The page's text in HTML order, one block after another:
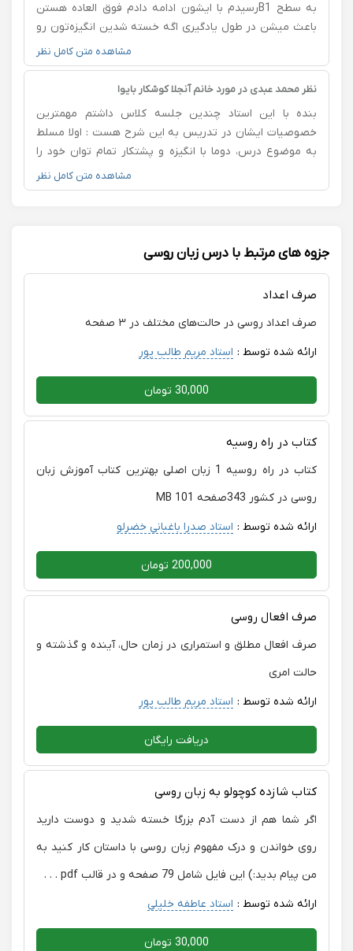
به سطح B1رسیدم با ایشون ادامه دادم فوق العاده هستن
باعث میشن در طول یادگیری اگه خسته شدین انگیزه‌تون رو
حفظ کنین دانش و سوادشون حرف نداره و خیلی مسلط به
مبحث تدریس شده هستن من نگران مکالمه بودم ایشون با
متد تدریسشون واقعا مکالمه روسی رو برای من آسون کردن،
میدن استاد نیکجو عزیز بی نظیرید.
مشاهده متن کامل نظر
نظر محمد عبدی در مورد خانم آنجلا کوشکار بایوا
بنده با این استاد چندین جلسه کلاس داشتم مهمترین
خصوصیات ایشان در تدریس به این شرح هست : اولا مسلط
به موضوع درس، دوما با انگیزه و پشتکار تمام توان خود را
برای انتقال مفاهیم به کار می برند، سوما اینکه شما با یک
استاد بومی رو به رو هستین که به مطالب مفید و کاربردی را
تا لحظه آخر احساس خستگی نمیکنید، ششم اخلاق خوب
ایشان که یک مطلب رو بارها تکرار میکنن و از بدفهمی شما
مشاهده متن کامل نظر
جزوه های مرتبط با درس زبان روسی
صرف اعداد
صرف اعداد روسی در حالت‌های مختلف در ۳ صفحه
ارائه شده توسط : استاد مریم طالب پور
30,000 تومان
کتاب در راه روسیه
کتاب در راه روسیه 1 زبان اصلی بهترین کتاب آموزش زبان
روسی در کشور 343صفحه 101 MB
ارائه شده توسط : استاد صدرا باغبانی خضرلو
200,000 تومان
صرف افعال روسی
صرف افعال مطلق و استمراری در زمان حال، آینده و گذشته و
حالت امری
ارائه شده توسط : استاد مریم طالب پور
دریافت رایگان
کتاب شازده کوچولو به زبان روسی
اگر شما هم از دست آدم بزرگا خسته شدید و دوست دارید
روی خواندن و درک مفهوم زبان روسی با داستان کار کنید به
من پیام بدید:) این فایل شامل 79 صفحه و در قالب pdf . . .
ارائه شده توسط : استاد عاطفه خلیلی
30,000 تومان